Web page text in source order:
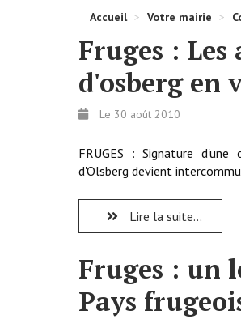
Accueil > Votre mairie >
Fruges : Les
d'osberg en
Le 30 août 2010
FRUGES : Signature
d'Olsberg devient
Lire la suite...
Fruges : un
Pays